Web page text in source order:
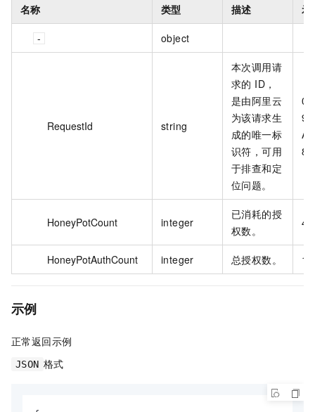
名称 类型 描述 示
object
RequestId string
本次调用请
求的 ID，
是由阿里云
为该请求生
成的唯一标
识符，可用
于排查和定
位问题。
HoneyPotCount integer
已消耗的授
权数。
4
HoneyPotAuthCount integer 总授权数。 10
示例
正常返回示例
JSON 格式